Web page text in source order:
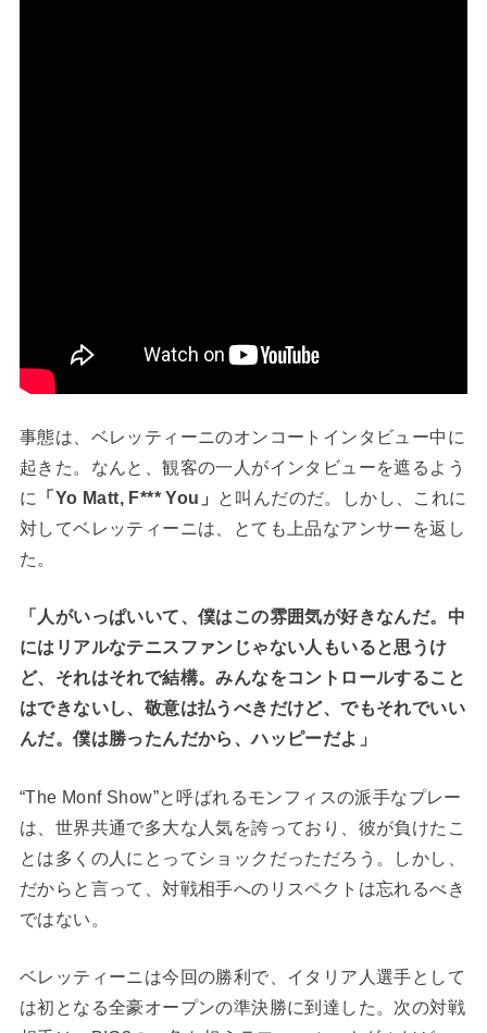
事態は、ベレッティーニのオンコートインタビュー中に
起きた。なんと、観客の一人がインタビューを遮るよう
に
「Yo Matt, F*** You」
と叫んだのだ。しかし、これに
対してベレッティーニは、とても上品なアンサーを返し
た。
「人がいっぱいいて、僕はこの雰囲気が好きなんだ。中
にはリアルなテニスファンじゃない人もいると思うけ
ど、それはそれで結構。みんなをコントロールすること
はできないし、敬意は払うべきだけど、でもそれでいい
んだ。僕は勝ったんだから、ハッピーだよ」
“The Monf Show”と呼ばれるモンフィスの派手なプレー
は、世界共通で多大な人気を誇っており、彼が負けたこ
とは多くの人にとってショックだっただろう。しかし、
だからと言って、対戦相手へのリスペクトは忘れるべき
ではない。
ベレッティーニは今回の勝利で、イタリア人選手として
は初となる全豪オープンの準決勝に到達した。次の対戦